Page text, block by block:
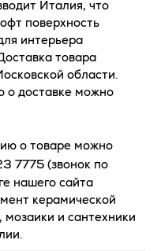
Италия, что
поверхность
интерьера
товара
области.
доставке можно
о товаре можно
7775 (звонок по
нашего сайта
керамической
и сантехники